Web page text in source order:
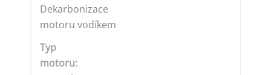
Dekarbonizace
motoru vodíkem